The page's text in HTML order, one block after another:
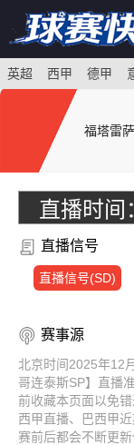
英超 西甲 德甲
福塔雷
直播时间
直播信号
直播信号(SD)
赛事源
北京时间2025年12
哥连泰斯SP】直播
前收藏本页面以免
西甲直播、巴西甲
赛前后都会不断更